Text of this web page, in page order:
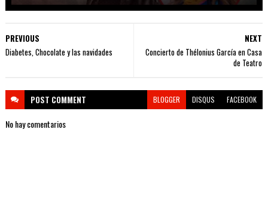
NEXT
Concierto de Thélonius García en Casa
de Teatro
PREVIOUS
Diabetes, Chocolate y las navidades
POST COMMENT BLOGGER DISQUS FACEBOOK
No hay comentarios